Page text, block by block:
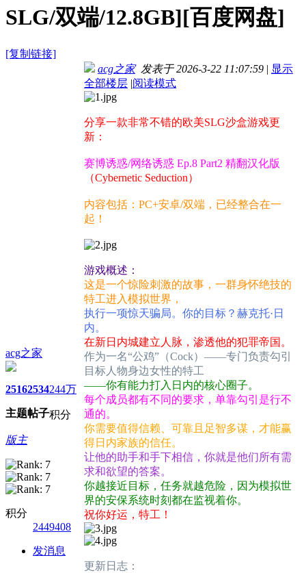
SLG/双端/12.8GB][百度网盘]
[复制链接]
acg之家
2516
主题
2534
帖子
244万
积分
版主
积分
2449408
发消息
acg之家发表于 2026-3-22 11:07:59 | 显示
全部楼层 |阅读模式
分享一款非常不错的欧美SLG沙盒游戏更
新：
赛博诱惑/网络诱惑 Ep.8 Part2 精翻汉化版
（Cybernetic Seduction）
内容包括：PC+安卓/双端，已经整合在一
起！
游戏概述：
这是一个惊险刺激的故事，一群身怀绝技的
特工进入模拟世界，
执行一项惊天骗局。你的目标？赫克托·日
内。
在新日内城建立人脉，渗透他的犯罪帝国。
作为一名“公鸡”（Cock）——专门负责勾引
目标人物身边女性的特工
——你有能力打入日内的核心圈子。
每个成员都有不同的要求，单靠勾引是行不
通的。
你需要值得信赖、可靠且足智多谋，才能赢
得日内家族的信任。
让他的助手和手下相信，你就是他们所有需
求和欲望的答案。
你越接近目标，任务就越危险，因为模拟世
界的安保系统时刻都在监视着你。
祝你好运，特工！
更新日志：